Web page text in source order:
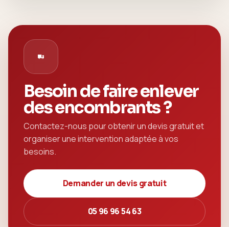
Besoin de faire enlever
des encombrants ?
Contactez-nous pour obtenir un devis gratuit et
organiser une intervention adaptée à vos
besoins.
Demander un devis gratuit
05 96 96 54 63